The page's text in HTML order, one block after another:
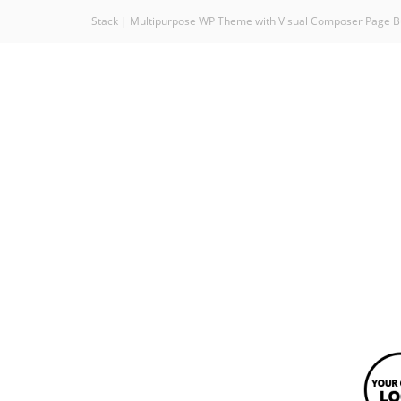
Stack | Multipurpose WP Theme with Visual Composer Page